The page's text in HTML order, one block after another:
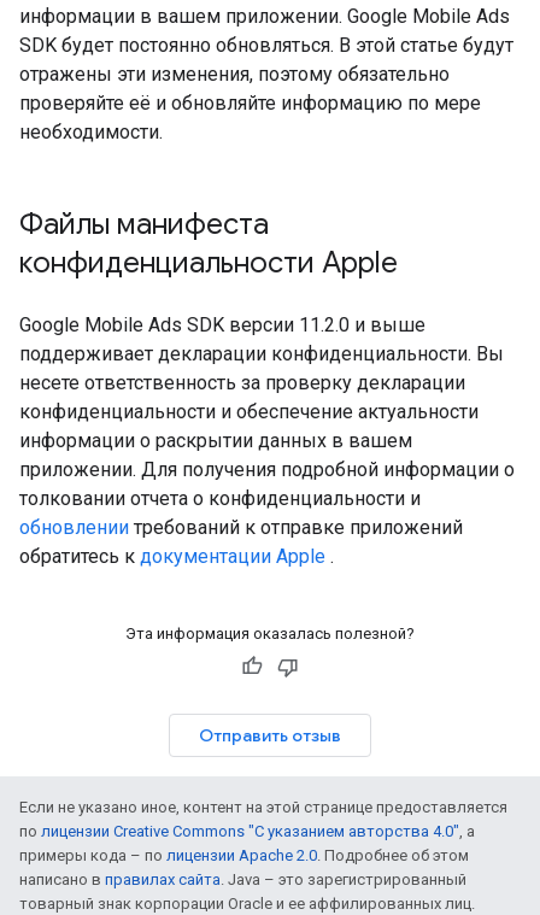
информации в вашем приложении. Google Mobile Ads
SDK будет постоянно обновляться. В этой статье будут
отражены эти изменения, поэтому обязательно
проверяйте её и обновляйте информацию по мере
необходимости.
Файлы манифеста
конфиденциальности Apple
Google Mobile Ads SDK версии 11.2.0 и выше
поддерживает декларации конфиденциальности. Вы
несете ответственность за проверку декларации
конфиденциальности и обеспечение актуальности
информации о раскрытии данных в вашем
приложении. Для получения подробной информации о
толковании отчета о конфиденциальности и
обновлении требований к отправке приложений
обратитесь к документации Apple .
Эта информация оказалась полезной?
Отправить отзыв
Если не указано иное, контент на этой странице предоставляется
по лицензии Creative Commons "С указанием авторства 4.0", а
примеры кода – по лицензии Apache 2.0. Подробнее об этом
написано в правилах сайта. Java – это зарегистрированный
товарный знак корпорации Oracle и ее аффилированных лиц.